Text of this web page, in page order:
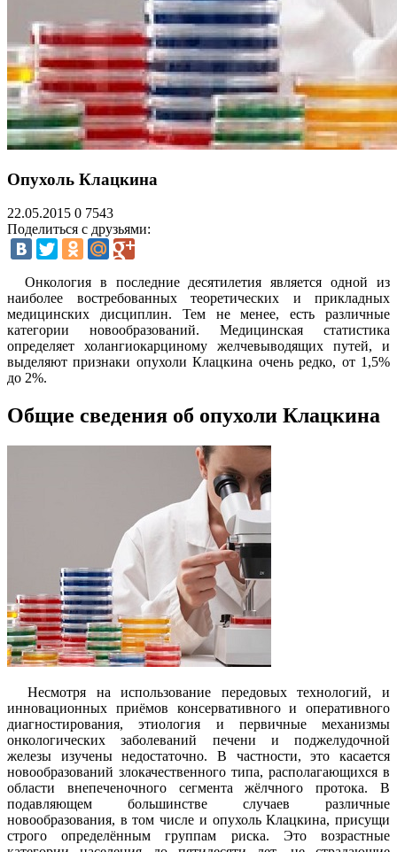
Опухоль Клацкина
22.05.2015 0 7543
Поделиться с друзьями:
Онкология в последние десятилетия является одной из
наиболее востребованных теоретических и прикладных
медицинских дисциплин. Тем не менее, есть различные
категории новообразований. Медицинская статистика
определяет холангиокарциному желчевыводящих путей, и
выделяют признаки опухоли Клацкина очень редко, от 1,5%
до 2%.
Общие сведения об опухоли Клацкина
Несмотря на использование передовых технологий, и
инновационных приёмов консервативного и оперативного
диагностирования, этиология и первичные механизмы
онкологических заболеваний печени и поджелудочной
железы изучены недостаточно. В частности, это касается
новообразований злокачественного типа, располагающихся в
области внепеченочного сегмента жёлчного протока. В
подавляющем большинстве случаев различные
новообразования, в том числе и опухоль Клацкина, присущи
строго определённым группам риска. Это возрастные